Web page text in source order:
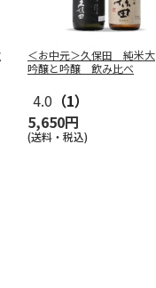
＜お中元＞久保田 純米大
吟醸と吟醸 飲み比べ
4.0 （1）
5,650円
(送料・税込)